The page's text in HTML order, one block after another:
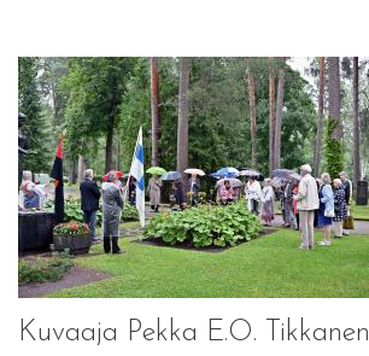
Kuvaaja Pekka E.O. Tikkanen